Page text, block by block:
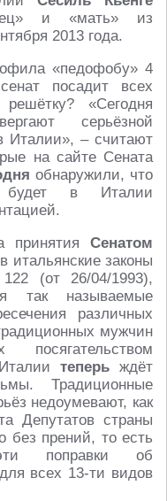
и «мать» из
2013 года.
«педофобу» 4
посадит всех
«Сегодня
серьёзной
Италии», – считают
на сайте Сената
обнаружили, что
будет в Италии
принятия Сенатом
итальянские законы
(от 26/04/1993),
так называемые
различных
мужчин
теперьждёт
Традиционные
недоумевают, как
Депутатов страны
без прений, то есть
поправки об
всех 13-ти видов